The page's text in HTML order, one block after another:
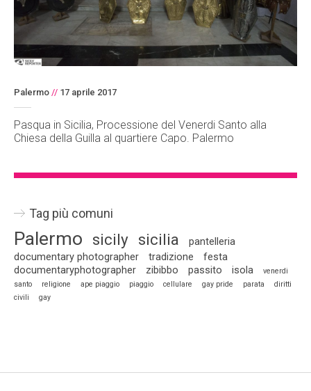
Palermo // 17 aprile 2017
Pasqua in Sicilia, Processione del Venerdi Santo alla
Chiesa della Guilla al quartiere Capo. Palermo
Tag più comuni
Palermo sicily sicilia
pantelleria
documentary photographer
tradizione
festa
documentaryphotographer
zibibbo passito isola
venerdi
santo
religione ape piaggio piaggio cellulare gay pride parata
diritti
civili
gay